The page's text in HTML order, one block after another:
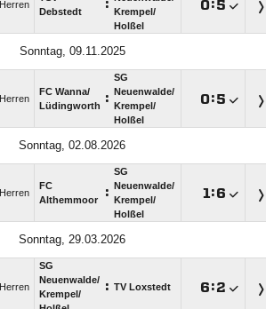
Herren
Debstedt
:
Krempel/​
Holßel
:
Sonntag, 09.11.2025
Herren
FC Wanna/​
Lüdingworth :
SG
Neuenwalde/​
Krempel/​
Holßel
:
Sonntag, 02.08.2026
Herren
FC
Althemmoor
:
SG
Neuenwalde/​
Krempel/​
Holßel
:
Sonntag, 29.03.2026
Herren
SG
Neuenwalde/​
Krempel/​
: TV Loxstedt :